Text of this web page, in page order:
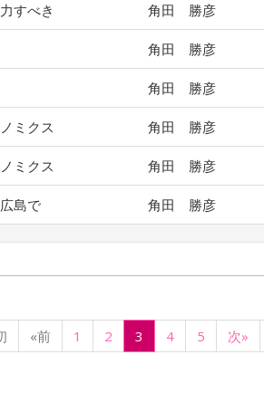
すべき 角田 勝彦
角田 勝彦
角田 勝彦
ミクス 角田 勝彦
ミクス 角田 勝彦
島で 角田 勝彦
«前 1 2 3 4 5 次»